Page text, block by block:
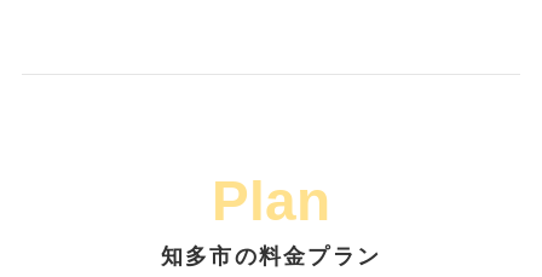
Plan
知多市の料金プラン